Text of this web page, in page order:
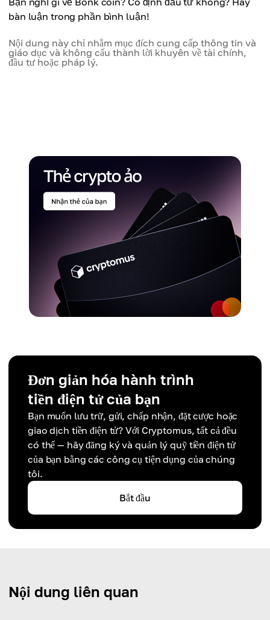
bàn luận trong phần bình luận!
Nội dung này chỉ nhằm mục đích cung cấp thông tin và
giáo dục và không cấu thành lời khuyên về tài chính,
đầu tư hoặc pháp lý.
Đơn giản hóa hành trình
tiền điện tử của bạn
Bạn muốn lưu trữ, gửi, chấp nhận, đặt cược hoặc
giao dịch tiền điện tử? Với Cryptomus, tất cả đều
có thể — hãy đăng ký và quản lý quỹ tiền điện tử
của bạn bằng các công cụ tiện dụng của chúng
tôi.
Bắt đầu
Nội dung liên quan